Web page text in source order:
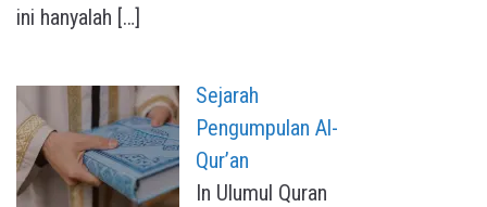
ini hanyalah […]
Sejarah
Pengumpulan Al-
Qur’an
In Ulumul Quran